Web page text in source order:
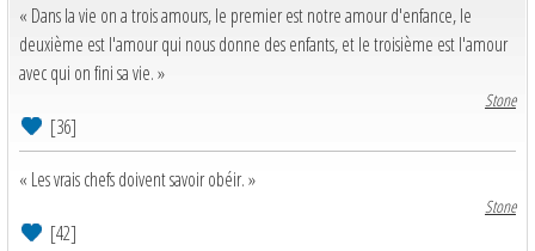
« Dans la vie on a trois amours, le premier est notre amour d'enfance, le
deuxième est l'amour qui nous donne des enfants, et le troisième est l'amour
avec qui on fini sa vie. »
Stone
[36]
« Les vrais chefs doivent savoir obéir. »
Stone
[42]